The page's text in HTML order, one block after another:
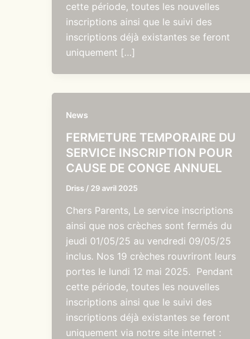
cette période, toutes les nouvelles
inscriptions ainsi que le suivi des
inscriptions déjà existantes se feront
uniquement […]
News
FERMETURE TEMPORAIRE DU
SERVICE INSCRIPTION POUR
CAUSE DE CONGE ANNUEL
Driss / 29 avril 2025
Chers Parents, Le service inscriptions
ainsi que nos crèches sont fermés du
jeudi 01/05/25 au vendredi 09/05/25
inclus. Nos 19 crèches rouvriront leurs
portes le lundi 12 mai 2025. Pendant
cette période, toutes les nouvelles
inscriptions ainsi que le suivi des
inscriptions déjà existantes se feront
uniquement via notre site internet :